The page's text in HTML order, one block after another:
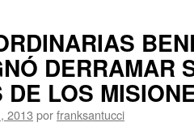
DERRAMAR
DE LOS
2013 porfranksantucci